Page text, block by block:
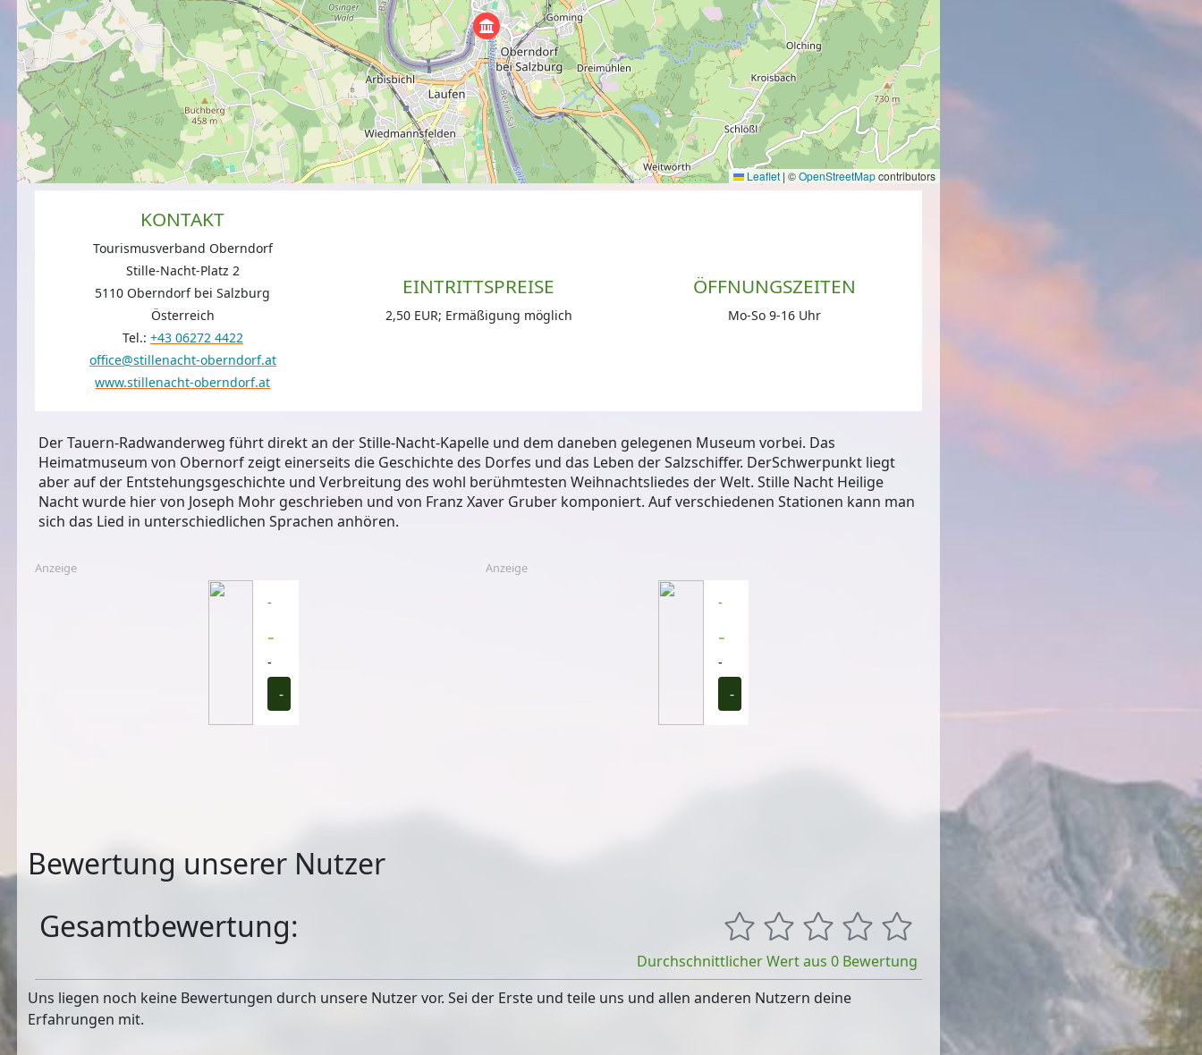
Leaflet | ©OpenStreetMapcontributors
KONTAKT
Tourismusverband Oberndorf
Stille-Nacht-Platz 2
5110 Oberndorf bei Salzburg
Österreich
Tel.: +43 06272 4422
office@stillenacht-oberndorf.at
www.stillenacht-oberndorf.at
EINTRITTSPREISE
2,50 EUR; Ermäßigung möglich
ÖFFNUNGSZEITEN
Mo-So 9-16 Uhr
Der Tauern-Radwanderweg führt direkt an der Stille-Nacht-Kapelle und dem daneben gelegenen Museum vorbei. Das
Heimatmuseum von Obernorf zeigt einerseits die Geschichte des Dorfes und das Leben der Salzschiffer. DerSchwerpunkt liegt
aber auf der Entstehungsgeschichte und Verbreitung des wohl berühmtesten Weihnachtsliedes der Welt. Stille Nacht Heilige
Nacht wurde hier von Joseph Mohr geschrieben und von Franz Xaver Gruber komponiert. Auf verschiedenen Stationen kann man
sich das Lied in unterschiedlichen Sprachen anhören.
Anzeige
-
-
-
-
Anzeige
-
-
-
-
Bewertung unserer Nutzer
Gesamtbewertung:
Durchschnittlicher Wert aus 0 Bewertung
Uns liegen noch keine Bewertungen durch unsere Nutzer vor. Sei der Erste und teile uns und allen anderen Nutzern deine
Erfahrungen mit.